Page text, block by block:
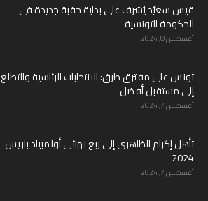
قيس سعيّد يُشرف على بداية حقبة جديدة في
الحكومة التونسية
أغسطس 8, 2024
تونس على مفترق طرق: الانتخابات الرئاسية والتطلع
إلى مستقبل أفضل
أغسطس 7, 2024
تأهل إكرام الظاهري إلى ربع نهائي أولمبياد باريس
2024
أغسطس 7, 2024